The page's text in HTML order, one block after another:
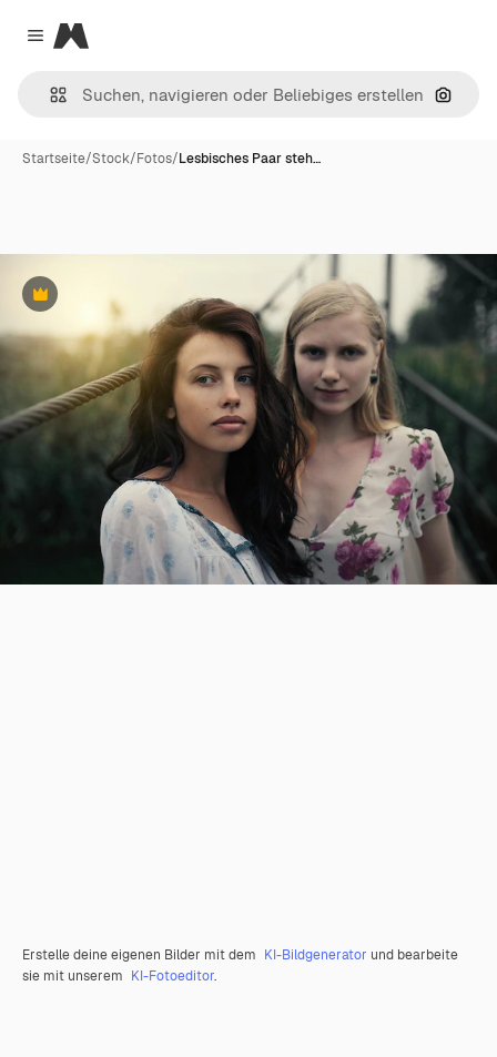
Close menu
Magnific
Nach
Startseite/Stock/Fotos/Lesbisches Paar steh…
Premium
Erstelle deine eigenen Bilder mit dem KI-Bildgenerator und bearbeite
sie mit unserem KI-Fotoeditor.